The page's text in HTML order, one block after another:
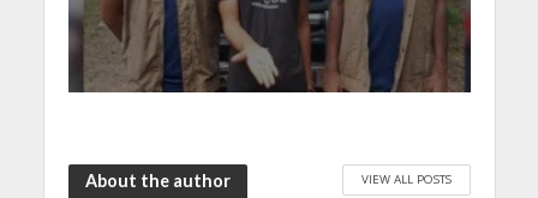
About the author VIEW ALL POSTS